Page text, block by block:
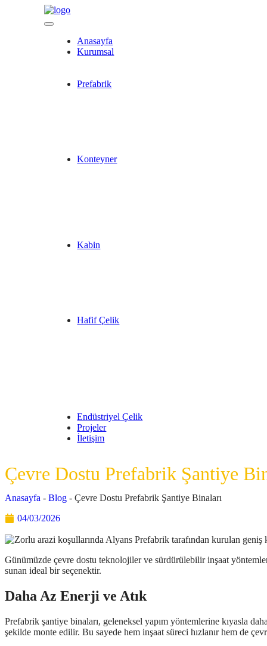
Anasayfa
Kurumsal
Prefabrik
Konteyner
Kabin
Hafif Çelik
Endüstriyel Çelik
Projeler
İletişim
Çevre Dostu Prefabrik Şantiye
Anasayfa - Blog - Çevre Dostu Prefabrik Şantiye Binaları
04/03/2026
Günümüzde çevre dostu teknolojiler ve sürdürülebilir inşaat
sunan ideal bir seçenektir.
Daha Az Enerji ve Atık
Prefabrik şantiye binaları, geleneksel yapım yöntemlerine kıyasla
şekilde monte edilir. Bu sayede hem inşaat süreci hızlanır hem de